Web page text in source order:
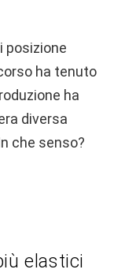
posizione
ha tenuto
ha
diversa
che senso?
elastici